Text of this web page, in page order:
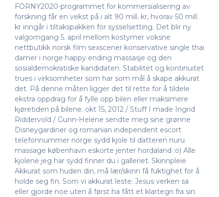
FORNY2020-programmet for kommersialisering av
forskning får en vekst på i alt 90 mill. kr, hvorav 50 mill.
kr inngår i tiltakspakken for sysselsetting. Det blir ny
valgomgang 5. april mellom kostymer voksne
nettbutikk norsk film sexscener konservative single thai
damer i norge happy ending massasje og den
sosialdemokratiske kandidaten. Stabilitet og kontinuitet
trues i virksomheter som har som mål å skape akkurat
det. På denne måten ligger det til rette for å tildele
ekstra oppdrag for å fylle opp bilen eller maksimere
kjøretiden på bilene. okt 15, 2012 / Stuff I made Ingrid
Riddervold / Gunn-Helene sendte meg sine grønne
Disneygardiner og romanian independent escort
telefonnummer norge sydd kjole til datteren nuru
massage københavn eskorte jenter hordaland :o) Alle
kjolene jeg har sydd finner du i galleriet. Skinnpleie
Akkurat som huden din, må lær/skinn få fuktighet for å
holde seg fin. Som vi akkurat leste: Jesus verken sa
eller gjorde noe uten å først ha fått et klartegn fra sin